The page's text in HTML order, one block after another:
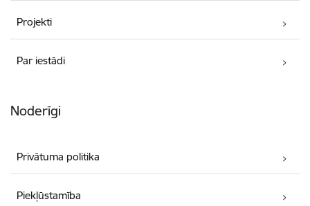
Projekti
Par iestādi
Noderīgi
Privātuma politika
Piekļūstamība